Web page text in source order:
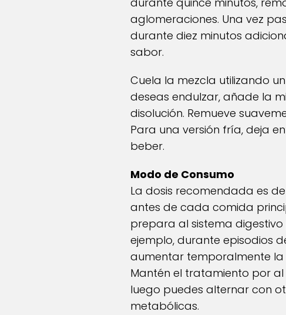
aglomeraciones. Una vez
durante diez minutos
sabor.
Cuela la mezcla utilizando
deseas endulzar, añade la
disolución. Remueve
Para una versión fría, deja
beber.
Modo de Consumo
La dosis recomendada es
antes de cada comida
prepara al sistema
ejemplo, durante episodios
aumentar temporalmente la
Mantén el tratamiento por
luego puedes alternar con
metabólicas.